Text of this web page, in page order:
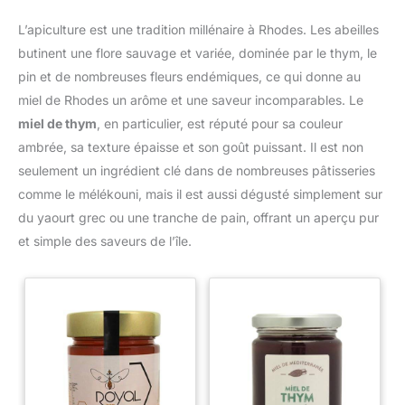
L’apiculture est une tradition millénaire à Rhodes. Les abeilles
butinent une flore sauvage et variée, dominée par le thym, le
pin et de nombreuses fleurs endémiques, ce qui donne au
miel de Rhodes un arôme et une saveur incomparables. Le
miel de thym , en particulier, est réputé pour sa couleur
ambrée, sa texture épaisse et son goût puissant. Il est non
seulement un ingrédient clé dans de nombreuses pâtisseries
comme le mélékouni, mais il est aussi dégusté simplement sur
du yaourt grec ou une tranche de pain, offrant un aperçu pur
et simple des saveurs de l’île.